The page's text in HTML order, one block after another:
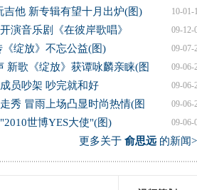
10-01-
他 新专辑有望十月出炉(图)
09-12-
演音乐剧《在彼岸歌唱》
09-07-
绽放》不忘公益(图)
09-06-
新歌《绽放》获谭咏麟亲睐(图
09-06-
员吵架 吵完就和好
09-06-
秀 冒雨上场凸显时尚热情(图
09-06-
世博YES大使"(图)
更多关于 俞思远的新闻